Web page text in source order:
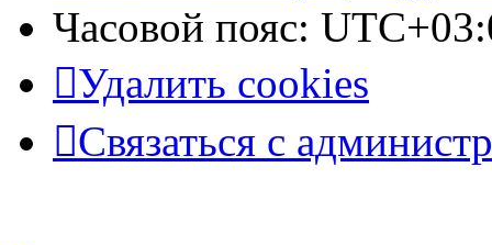
Часовой пояс:
Удалить cookies
Связаться с